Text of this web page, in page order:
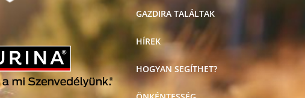
GAZDIRA TALÁLTAK
HÍREK
HOGYAN SEGÍTHET?